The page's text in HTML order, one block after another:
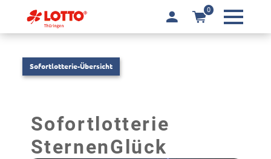
0
Sofortlotterie-Übersicht
Sofortlotterie
SternenGlück